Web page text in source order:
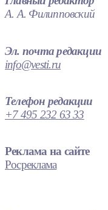
А. А. Филипповский
Эл. почта редакции
info@vesti.ru
Телефон редакции
+7 495 232 63 33
Реклама на сайте
Росреклама